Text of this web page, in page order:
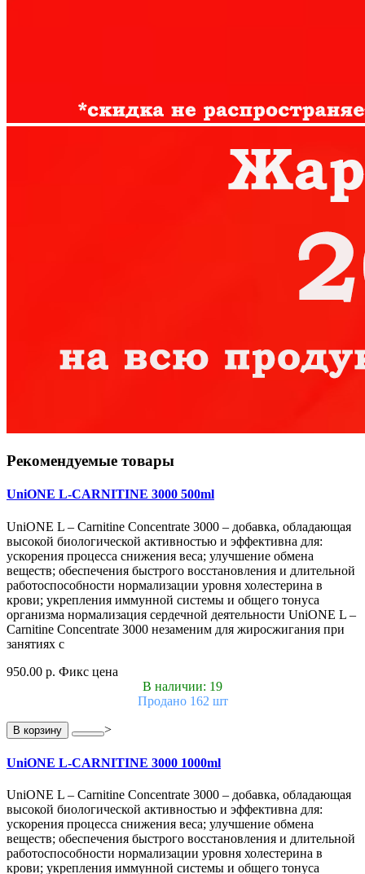
Рекомендуемые товары
UniONE L-CARNITINE 3000 500ml
UniONE L – Carnitine Concentrate 3000 – добавка, обладающая
высокой биологической активностью и эффективна для:
ускорения процесса снижения веса; улучшение обмена
веществ; обеспечения быстрого восстановления и длительной
работоспособности нормализации уровня холестерина в
крови; укрепления иммунной системы и общего тонуса
организма нормализация сердечной деятельности UniONE L –
Carnitine Concentrate 3000 незаменим для жиросжигания при
занятиях с
950.00 р. Фикс цена
В наличии: 19
Продано 162 шт
В корзину >
UniONE L-CARNITINE 3000 1000ml
UniONE L – Carnitine Concentrate 3000 – добавка, обладающая
высокой биологической активностью и эффективна для:
ускорения процесса снижения веса; улучшение обмена
веществ; обеспечения быстрого восстановления и длительной
работоспособности нормализации уровня холестерина в
крови; укрепления иммунной системы и общего тонуса